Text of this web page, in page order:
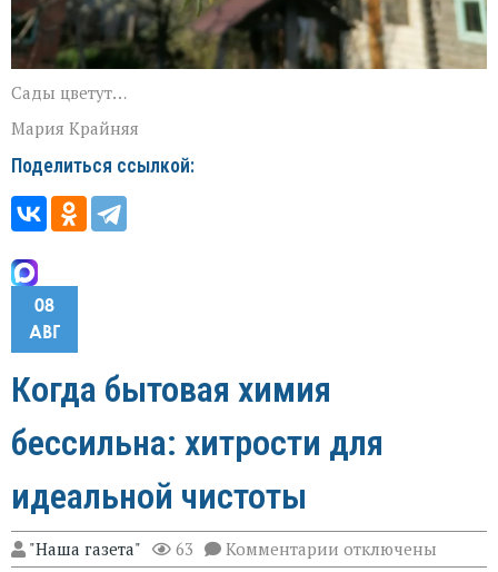
Сады цветут…
Мария Крайняя
Поделиться ссылкой:
08
АВГ
Когда бытовая химия
бессильна: хитрости для
идеальной чистоты
"Наша газета" 63 Комментарии к
записи
отключены